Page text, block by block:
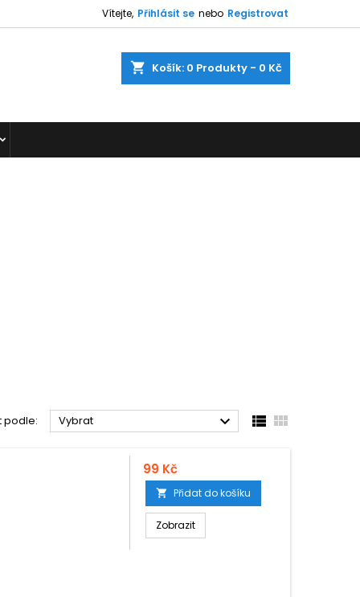
Vítejte, Přihlásit se nebo Registrovat
shopping_cart Košík: 0 Produkty - 0 Kč
podle: Vybrat   
99 Kč
 Přidat do košíku
Zobrazit